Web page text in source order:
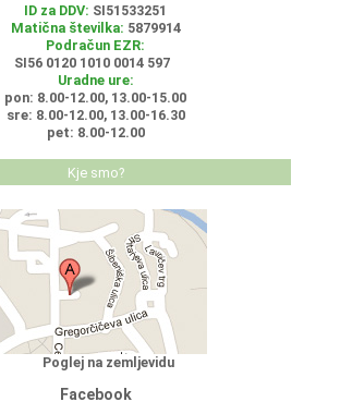
ID za DDV: SI51533251
Matična številka: 5879914
Podračun EZR:
SI56 0120 1010 0014 597
Uradne ure:
pon: 8.00-12.00, 13.00-15.00
sre: 8.00-12.00, 13.00-16.30
pet: 8.00-12.00
Kje smo?
Poglej na zemljevidu
Facebook